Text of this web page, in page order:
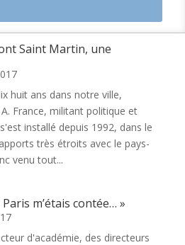
Saint Martin, une
huit ans dans notre ville,
France, militant politique et
installé depuis 1992, dans le
très étroits avec le pays-
venu tout...
m’étais contée… »
d'académie, des directeurs